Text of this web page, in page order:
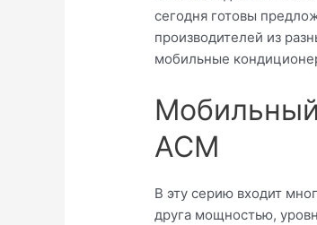
сегодня готовы
производителей из
мобильные
АСМ
В эту серию входит
друга мощностью,